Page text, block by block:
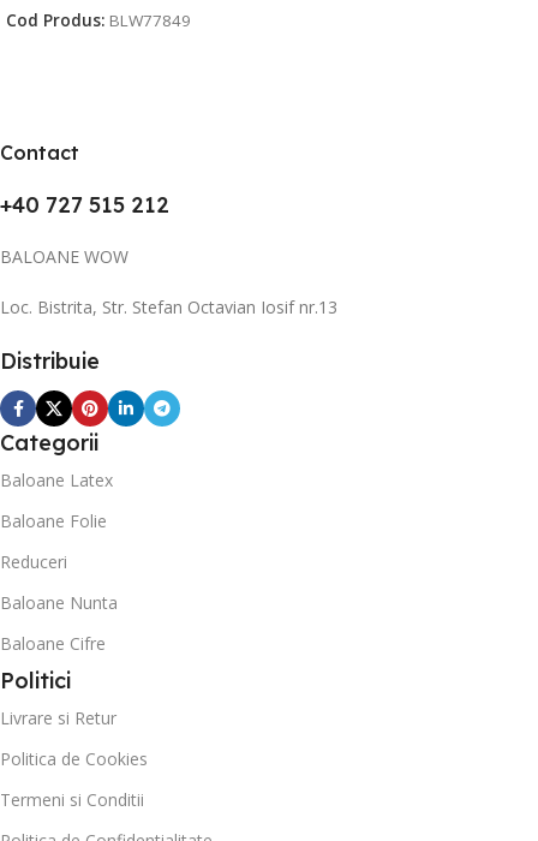
Cod Produs: BLW77849
Contact
+40 727 515 212
BALOANE WOW
Loc. Bistrita, Str. Stefan Octavian Iosif nr.13
Distribuie
Categorii
Baloane Latex
Baloane Folie
Reduceri
Baloane Nunta
Baloane Cifre
Politici
Livrare si Retur
Politica de Cookies
Termeni si Conditii